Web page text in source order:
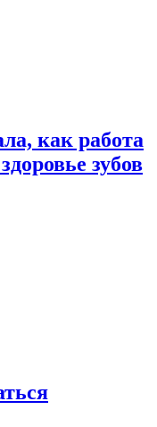
как работа
зубов